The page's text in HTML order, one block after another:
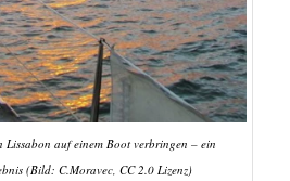
Lissabon auf einem Boot verbringen – ein
(Bild: C.Moravec, CC 2.0 Lizenz)